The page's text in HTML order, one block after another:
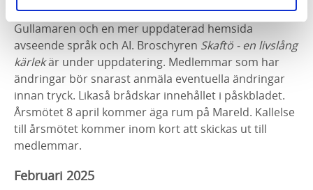
skylt om Skaftö vid färjeläget på var sida om
Gullamaren och en mer uppdaterad hemsida
avseende språk och AI. Broschyren Skaftö - en livslång
kärlekär under uppdatering. Medlemmar som har
ändringar bör snarast anmäla eventuella ändringar
innan tryck. Likaså brådskar innehållet i påskbladet.
Årsmötet 8 april kommer äga rum på Mareld. Kallelse
till årsmötet kommer inom kort att skickas ut till
medlemmar.
Februari 2025